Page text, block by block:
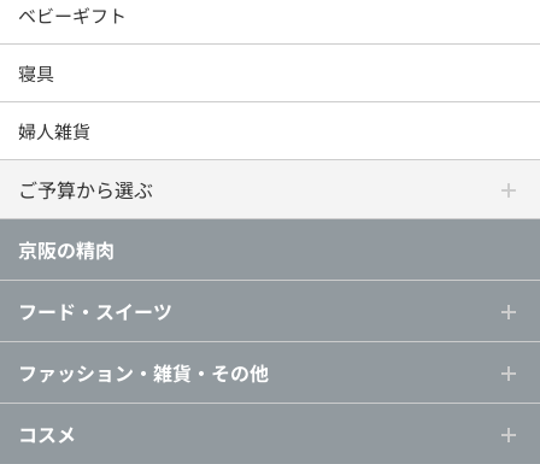
ベビーギフト
寝具
婦人雑貨
ご予算から選ぶ
京阪の精肉
フード・スイーツ
ファッション・雑貨・その他
コスメ